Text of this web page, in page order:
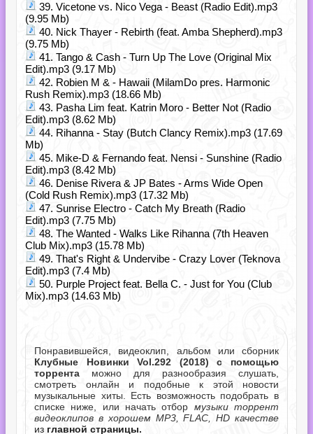
39. Vicetone vs. Nico Vega - Beast (Radio Edit).mp3
(9.95 Mb)
40. Nick Thayer - Rebirth (feat. Amba Shepherd).mp3
(9.75 Mb)
41. Tango & Cash - Turn Up The Love (Original Mix
Edit).mp3 (9.17 Mb)
42. Robien M & - Hawaii (MilamDo pres. Harmonic
Rush Remix).mp3 (18.66 Mb)
43. Pasha Lim feat. Katrin Moro - Better Not (Radio
Edit).mp3 (8.62 Mb)
44. Rihanna - Stay (Butch Clancy Remix).mp3 (17.69
Mb)
45. Mike-D & Fernando feat. Nensi - Sunshine (Radio
Edit).mp3 (8.42 Mb)
46. Denise Rivera & JP Bates - Arms Wide Open
(Cold Rush Remix).mp3 (17.32 Mb)
47. Sunrise Electro - Catch My Breath (Radio
Edit).mp3 (7.75 Mb)
48. The Wanted - Walks Like Rihanna (7th Heaven
Club Mix).mp3 (15.78 Mb)
49. That's Right & Undervibe - Crazy Lover (Teknova
Edit).mp3 (7.4 Mb)
50. Purple Project feat. Bella C. - Just for You (Club
Mix).mp3 (14.63 Mb)
Понравившейся, видеоклип, альбом или сборник
Клубные Новинки Vol.292 (2018) с помощью
торрента можно для разнообразия слушать,
смотреть онлайн и подобные к этой новости
музыкальные хиты. Есть возможность подобрать в
списке ниже, или начать отбор музыки торрент
видеоклипов в хорошем MP3, FLAC, HD качестве
из главной страницы.